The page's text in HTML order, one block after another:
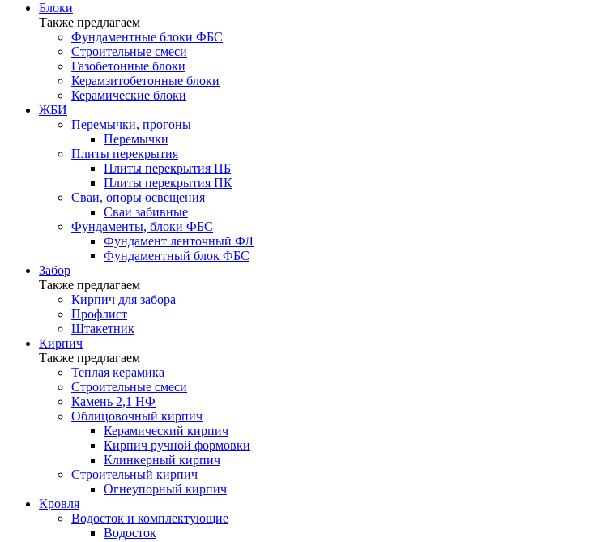
Блоки
Также предлагаем
Фундаментные блоки ФБС
Строительные смеси
Газобетонные блоки
Керамзитобетонные блоки
Керамические блоки
ЖБИ
Перемычки, прогоны
Перемычки
Плиты перекрытия
Плиты перекрытия ПБ
Плиты перекрытия ПК
Сваи, опоры освещения
Сваи забивные
Фундаменты, блоки ФБС
Фундамент ленточный ФЛ
Фундаментный блок ФБС
Забор
Также предлагаем
Кирпич для забора
Профлист
Штакетник
Кирпич
Также предлагаем
Теплая керамика
Строительные смеси
Камень 2,1 НФ
Облицовочный кирпич
Керамический кирпич
Кирпич ручной формовки
Клинкерный кирпич
Строительный кирпич
Огнеупорный кирпич
Кровля
Водосток и комплектующие
Водосток